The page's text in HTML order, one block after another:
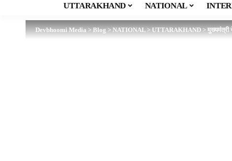
UTTARAKHAND NATIONAL
Devbhoomi Media>Blog>NATIONAL>UTTARAKHAND>मुख्यमंत्री